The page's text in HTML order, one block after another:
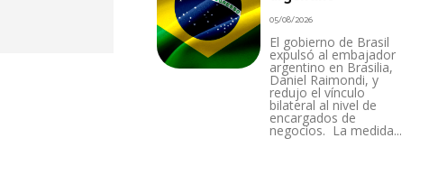
05/08/2026
El gobierno de Brasil
expulsó al embajador
argentino en Brasilia,
Daniel Raimondi, y
redujo el vínculo
bilateral al nivel de
encargados de
negocios. La medida...